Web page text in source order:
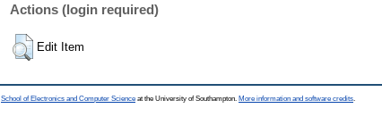
Actions (login required)
Edit Item
School of Electronics and Computer Science at the University of Southampton. More information and software credits